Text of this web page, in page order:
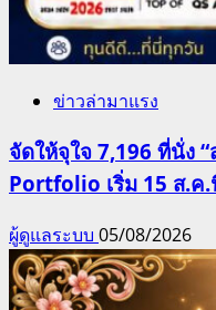
ข่าวล่ามาแรง
จัดให้จุใจ 7,196 ที่นั่ง
Portfolio เริ่ม 15 ส.ค
ผู้ดูแลระบบ 05/08/2026